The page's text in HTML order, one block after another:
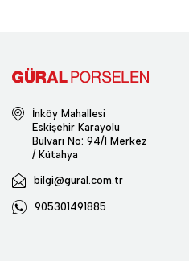
İnköy Mahallesi
Eskişehir Karayolu
Bulvarı No: 94/1 Merkez
/ Kütahya
bilgi@gural.com.tr
905301491885